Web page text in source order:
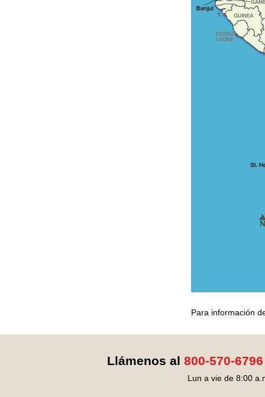
Para información
Llámenos al 800-570-6796
Lun a vie de 8:00